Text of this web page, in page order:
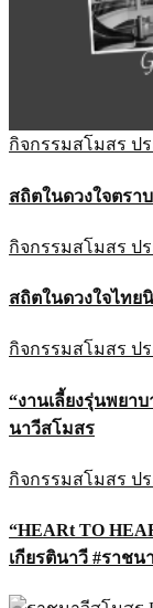
กิจกรรมสโมสร ป
สถิตในดวงใจตรา
กิจกรรมสโมสร ป
สถิตในดวงใจไทย
กิจกรรมสโมสร ป
“งานเลี้ยงรุ่นพยา
นาวีสโมสร
กิจกรรมสโมสร ป
“HEARt TO
เกียรตินาวี #ราชน